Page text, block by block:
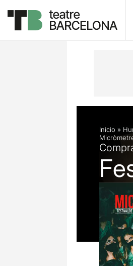
Descripción
Inicio »